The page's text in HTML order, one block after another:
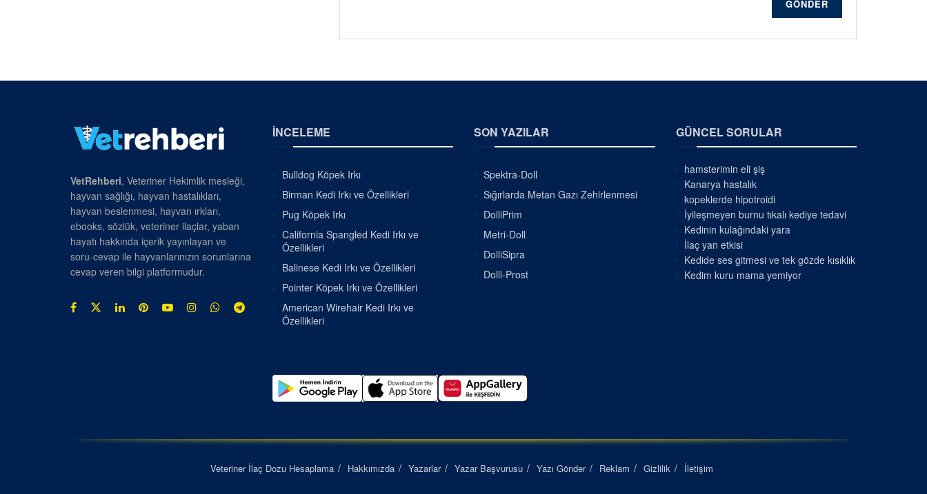
GÖNDER
VetRehberi, Veteriner Hekimlik mesleği,
hayvan sağlığı, hayvan hastalıkları,
hayvan beslenmesi, hayvan ırkları,
ebooks, sözlük, veteriner ilaçlar, yaban
hayatı hakkında içerik yayınlayan ve
soru-cevap ile hayvanlarınızın sorunlarına
cevap veren bilgi platformudur.
İNCELEME
Bulldog Köpek Irkı
Birman Kedi Irkı ve Özellikleri
Pug Köpek Irkı
California Spangled Kedi Irkı ve
Özellikleri
Balinese Kedi Irkı ve Özellikleri
Pointer Köpek Irkı ve Özellikleri
American Wirehair Kedi Irkı ve
Özellikleri
SON YAZILAR
Spektra-Doll
Sığırlarda Metan Gazı Zehirlenmesi
DolliPrim
Metri-Doll
DolliSipra
Dolli-Prost
GÜNCEL SORULAR
hamsterimin eli şiş
Kanarya hastalık
kopeklerde hipotroidi
İyileşmeyen burnu tıkalı kediye tedavi
Kedinin kulağındaki yara
İlaç yan etkisi
Kedide ses gitmesi ve tek gözde kısıklık
Kedim kuru mama yemiyor
Veteriner İlaç Dozu Hesaplama Hakkımızda Yazarlar Yazar Başvurusu Yazı Gönder Reklam Gizlilik İletişim